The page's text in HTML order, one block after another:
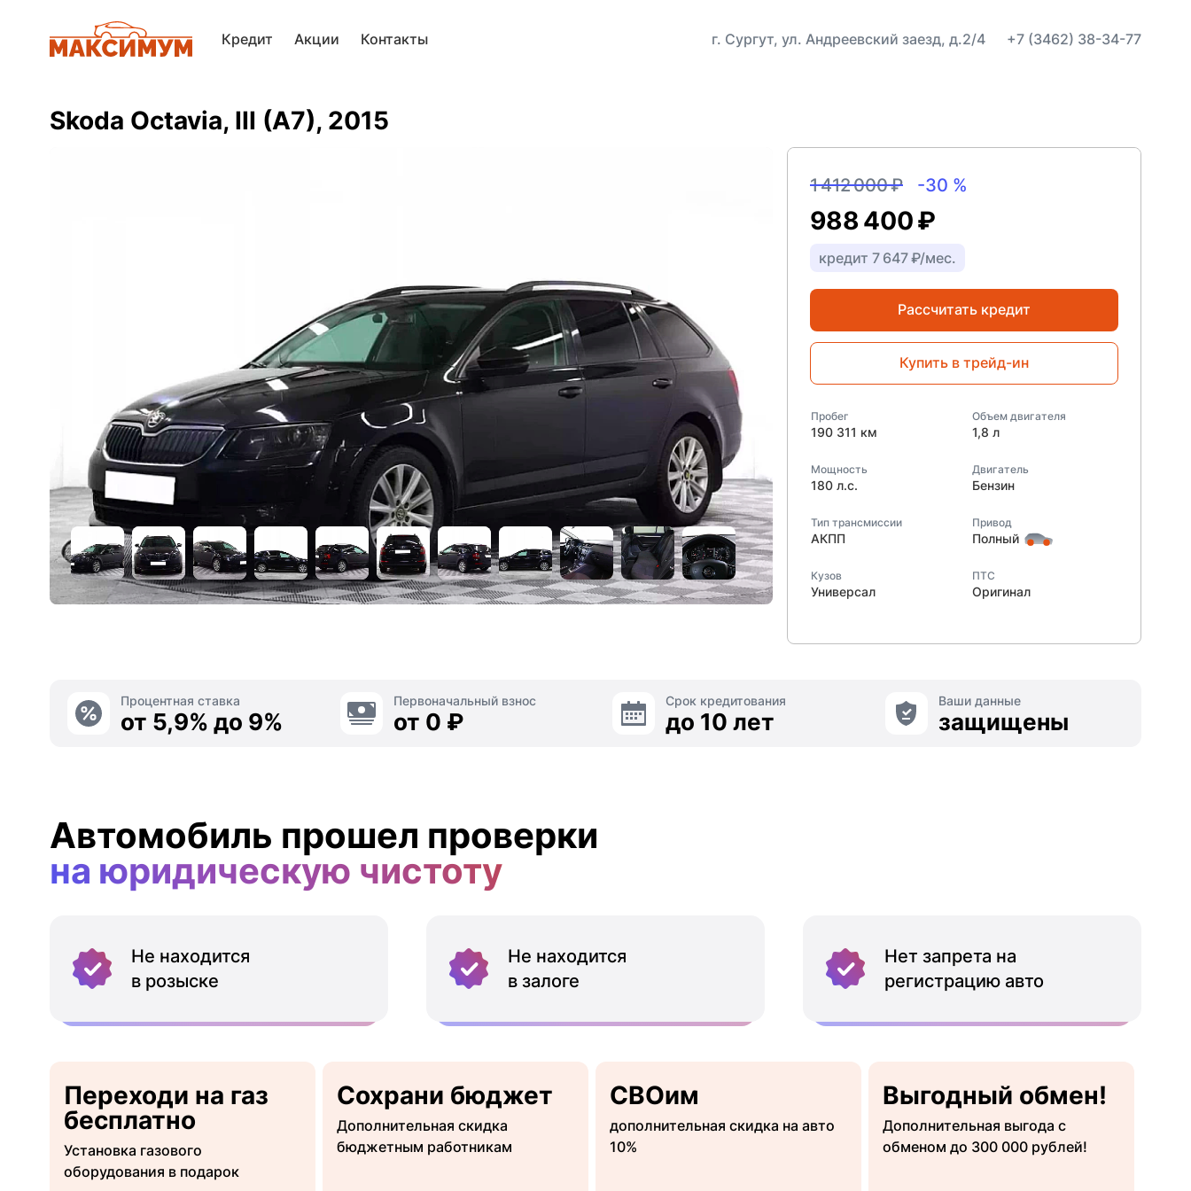
Кредит Акции Контакты г. Сургут, ул. Андреевский заезд, д.2/4 +7 (3462) 38-34-77
Skoda Octavia, III (A7), 2015
1 412 000 ₽ -30 %
988 400 ₽
кредит 7 647 ₽/мес.
Рассчитать кредит
Купить в трейд-ин
Пробег
190 311 км
Объем двигателя
1,8 л
Мощность
180 л.с.
Двигатель
Бензин
Тип трансмиссии
АКПП
Привод
Полный
Кузов
Универсал
ПТС
Оригинал
Процентная ставка
от 5,9% до 9%
Первоначальный взнос
от 0 ₽
Срок кредитования
до 10 лет
Ваши данные
защищены
Автомобиль прошел проверки
на юридическую чистоту
Не находится
в розыске
Не находится
в залоге
Нет запрета на
регистрацию авто
Переходи на газ
бесплатно
Установка газового
оборудования в подарок
Сохрани бюджет
Дополнительная скидка
бюджетным работникам
СВОим
дополнительная скидка на авто
10%
Выгодный обмен!
Дополнительная выгода с
обменом до 300 000 рублей!